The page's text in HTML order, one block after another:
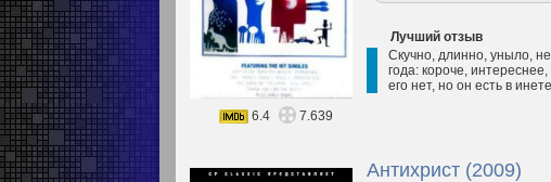
Лучший отзыв
Скучно, длинно, уныло,
года: короче,
его нет, но он есть в
6.4
7.639
Антихрист (2009)